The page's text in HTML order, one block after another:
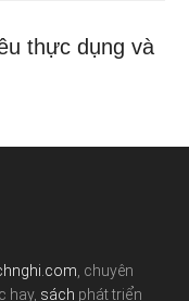
thực dụng và
, chuyên
hay, sách phát triển